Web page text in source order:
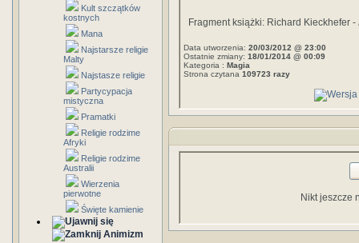
Kult szczątków
kostnych
Mana
Najstarsze religie
Malty
Najstasze religie
Partycypacja
mistyczna
Pramatki
Religie rodzime
Afryki
Religie rodzime
Australii
Wierzenia
pierwotne
Święte kamienie
Animizm
Fragment książki: Richard Kieckhefer -
Data utworzenia: 20/03/2012 @ 23:00
Ostatnie zmiany: 18/01/2014 @ 00:09
Kategoria : Magia
Strona czytana 109723 razy
Nikt jeszcze